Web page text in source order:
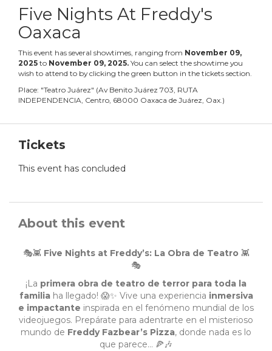
Five Nights At Freddy's
Oaxaca
This event has several showtimes, ranging from November 09,
2025 to November 09, 2025. You can select the showtime you
wish to attend to by clicking the green button in the tickets section.
Place: "Teatro Juárez" (Av Benito Juárez 703, RUTA
INDEPENDENCIA, Centro, 68000 Oaxaca de Juárez, Oax.)
Tickets
This event has concluded
About this event
🎭👾 Five Nights at Freddy’s: La Obra de Teatro 👾
🎭
¡La primera obra de teatro de terror para toda la
familiaha llegado! 😱✨ Vive una experiencia inmersiva
e impactante inspirada en el fenómeno mundial de los
videojuegos. Prepárate para adentrarte en el misterioso
mundo de Freddy Fazbear’s Pizza, donde nada es lo
que parece… 🍕🎶